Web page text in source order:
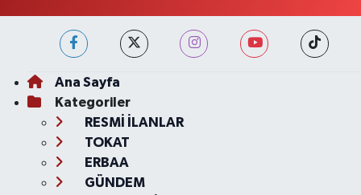
Ana Sayfa
Kategoriler
RESMİ İLANLAR
TOKAT
ERBAA
GÜNDEM